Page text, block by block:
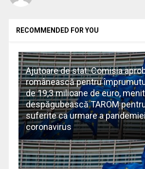
RECOMMENDED FOR YOU
Ajutoare de stat: Comisia
românească pentru
de 19,3 milioane de euro,
despăgubească TAROM
suferite ca urmare a
coronavirus